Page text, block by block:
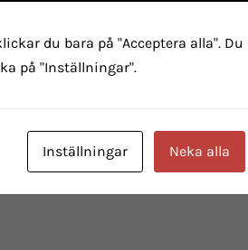
du bara på "Acceptera alla".
på "Inställningar".
Inställningar Neka alla